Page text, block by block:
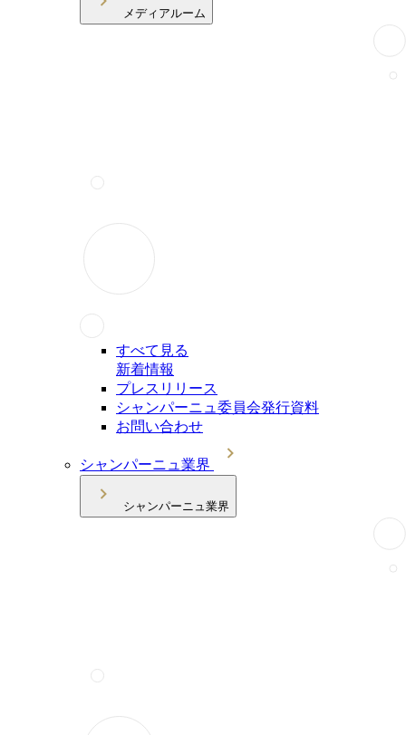
メディアルーム
すべて見る
新着情報
プレスリリース
シャンパーニュ委員会発行資料
お問い合わせ
シャンパーニュ業界
シャンパーニュ業界